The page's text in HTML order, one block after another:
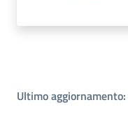
Ultimo aggiornamento: